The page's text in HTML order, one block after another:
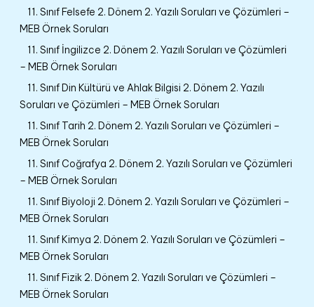
11. Sınıf Felsefe 2. Dönem 2. Yazılı Soruları ve Çözümleri –
MEB Örnek Soruları
11. Sınıf İngilizce 2. Dönem 2. Yazılı Soruları ve Çözümleri
– MEB Örnek Soruları
11. Sınıf Din Kültürü ve Ahlak Bilgisi 2. Dönem 2. Yazılı
Soruları ve Çözümleri – MEB Örnek Soruları
11. Sınıf Tarih 2. Dönem 2. Yazılı Soruları ve Çözümleri –
MEB Örnek Soruları
11. Sınıf Coğrafya 2. Dönem 2. Yazılı Soruları ve Çözümleri
– MEB Örnek Soruları
11. Sınıf Biyoloji 2. Dönem 2. Yazılı Soruları ve Çözümleri –
MEB Örnek Soruları
11. Sınıf Kimya 2. Dönem 2. Yazılı Soruları ve Çözümleri –
MEB Örnek Soruları
11. Sınıf Fizik 2. Dönem 2. Yazılı Soruları ve Çözümleri –
MEB Örnek Soruları